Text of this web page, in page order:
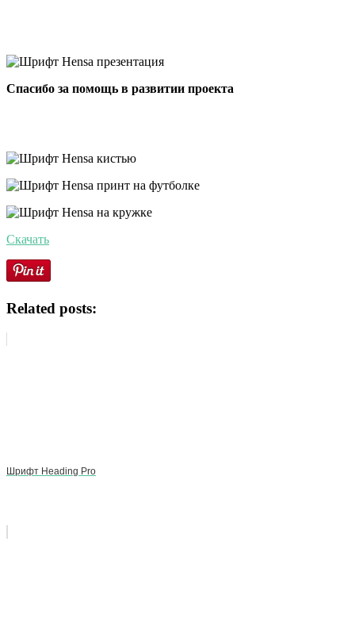
Спасибо за помощь в развитии проекта
Скачать
Related posts:
Шрифт Heading Pro